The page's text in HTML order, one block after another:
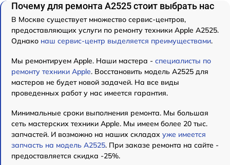
Почему для ремонта А2525 стоит выбрать нас
В Москве существует множество сервис-центров,
предоставляющих услуги по ремонту техники Apple А2525.
Однако наш сервис-центр выделяется преимуществами.
Мы ремонтируем Apple. Наши мастера - специалисты по
ремонту техники Apple. Восстановить модель А2525 для
мастеров не будет новой задачей. На все виды
проведенных работ у нас имеется гарантия.
Минимальные сроки выполнения ремонта. Мы большая
сеть мастерских техники Apple. Мы имеем более 20 тыс.
запчастей. И возможно на наших складах уже имеется
запчасть на модель А2525. При заказе ремонта на сайте -
предоставляется скидка -25%.